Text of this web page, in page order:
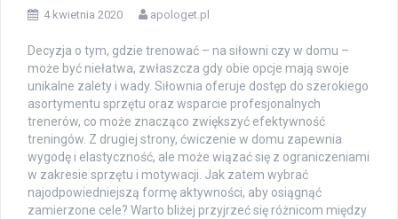
4 kwietnia 2020 apologet.pl
Decyzja o tym, gdzie trenować – na siłowni czy w domu –
może być niełatwa, zwłaszcza gdy obie opcje mają swoje
unikalne zalety i wady. Siłownia oferuje dostęp do szerokiego
asortymentu sprzętu oraz wsparcie profesjonalnych
trenerów, co może znacząco zwiększyć efektywność
treningów. Z drugiej strony, ćwiczenie w domu zapewnia
wygodę i elastyczność, ale może wiązać się z ograniczeniami
w zakresie sprzętu i motywacji. Jak zatem wybrać
najodpowiedniejszą formę aktywności, aby osiągnąć
zamierzone cele? Warto bliżej przyjrzeć się różnicom między